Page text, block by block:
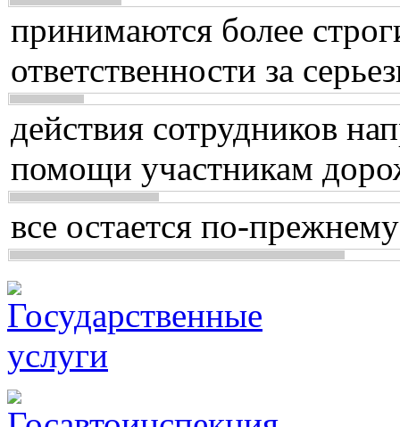
принимаются более
ответственности за
действия сотрудников
помощи участникам
все остается по-